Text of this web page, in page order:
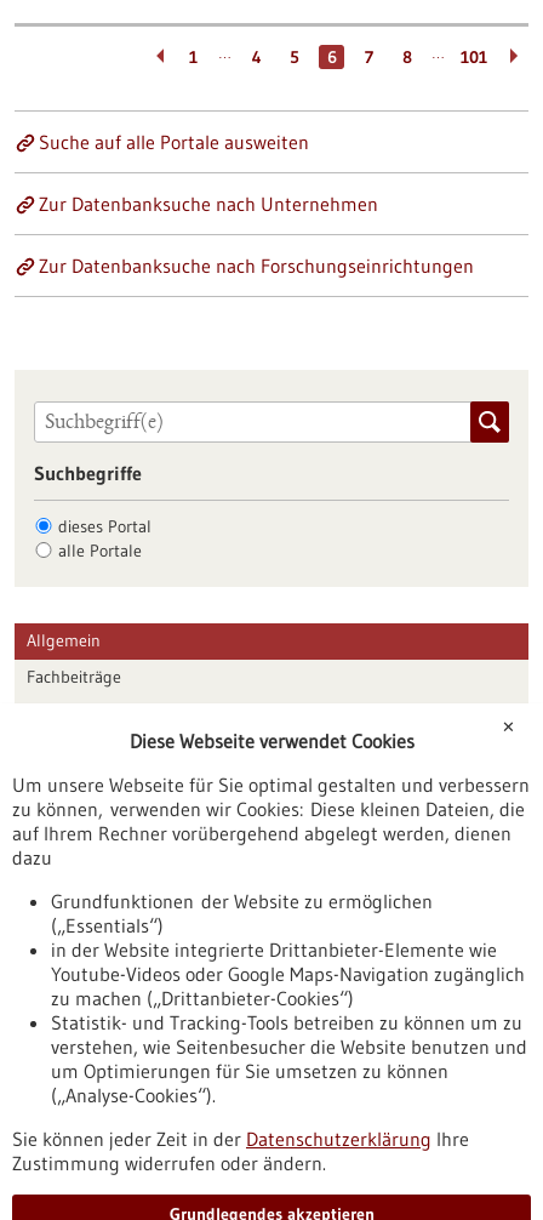
1 … 4 5 6 7 8 … 101
Suche auf alle Portale ausweiten
Zur Datenbanksuche nach Unternehmen
Zur Datenbanksuche nach Forschungseinrichtungen
Suchbegriffe
dieses Portal
alle Portale
Allgemein
Fachbeiträge
Veranstaltungen
Erscheinungsdatum
Nach oben
Informiert bleiben
Newsletter abonnieren
✕
Diese Webseite verwendet Cookies
Um unsere Webseite für Sie optimal gestalten und verbessern
zu können, verwenden wir Cookies: Diese kleinen Dateien, die
auf Ihrem Rechner vorübergehend abgelegt werden, dienen
dazu
Grundfunktionen der Website zu ermöglichen
(„Essentials“)
in der Website integrierte Drittanbieter-Elemente wie
Youtube-Videos oder Google Maps-Navigation zugänglich
zu machen („Drittanbieter-Cookies“)
Statistik- und Tracking-Tools betreiben zu können um zu
verstehen, wie Seitenbesucher die Website benutzen und
um Optimierungen für Sie umsetzen zu können
(„Analyse-Cookies“).
Sie können jeder Zeit in der Datenschutzerklärung Ihre
Zustimmung widerrufen oder ändern.
Grundlegendes akzeptieren